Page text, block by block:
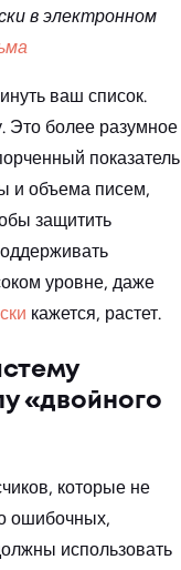
в электронном
ваш список.
Это более разумное
показатель
и объема писем,
защитить
уровне, даже
кажется, растет.
«двойного
которые не
ошибочных,
использовать